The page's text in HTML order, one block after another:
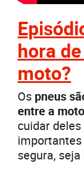
hora
moto?
Os pneus
entre a
cuidar
segura,